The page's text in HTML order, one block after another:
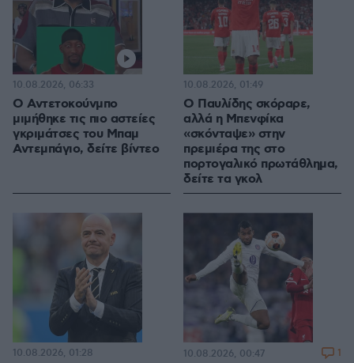
Ο Αντετοκούνμπο
μιμήθηκε τις πιο αστείες
γκριμάτσες του Μπαμ
Αντεμπάγιο, δείτε βίντεο
10.08.2026, 06:33
Ο Παυλίδης σκόραρε,
αλλά η Μπενφίκα
«σκόνταψε» στην
πρεμιέρα της στο
πορτογαλικό πρωτάθλημα,
δείτε τα γκολ
10.08.2026, 01:49
10.08.2026, 01:28 10.08.2026, 00:47 1